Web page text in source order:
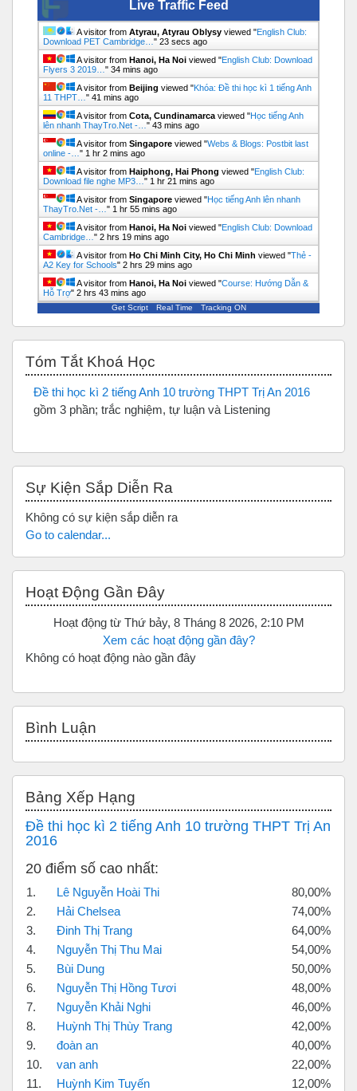
Live Traffic Feed
A visitor from Atyrau, Atyrau Oblysy viewed "English Club:
Download PET Cambridge… " 23 secs ago
A visitor from Hanoi, Ha Noi viewed "English Club: Download
Flyers 3 2019… " 34 mins ago
A visitor from Beijing viewed "Khóa: Đề thi học kì 1 tiếng Anh
11 THPT… " 41 mins ago
A visitor from Cota, Cundinamarca viewed "Học tiếng Anh
lên nhanh ThayTro.Net -… " 43 mins ago
A visitor from Singapore viewed "Webs & Blogs: Postbit last
online -… " 1 hr 2 mins ago
A visitor from Haiphong, Hai Phong viewed "English Club:
Download file nghe MP3… " 1 hr 21 mins ago
A visitor from Singapore viewed "Học tiếng Anh lên nhanh
ThayTro.Net -… " 1 hr 55 mins ago
A visitor from Hanoi, Ha Noi viewed "English Club: Download
Cambridge… " 2 hrs 19 mins ago
A visitor from Ho Chi Minh City, Ho Chi Minh viewed "Thẻ -
А2 Key for Schools" 2 hrs 29 mins ago
A visitor from Hanoi, Ha Noi viewed "Course: Hướng Dẫn &
Hỗ Trợ" 2 hrs 43 mins ago
Get Script Real Time Tracking ON
Tóm Tắt Khoá Học
Đề thi học kì 2 tiếng Anh 10 trường THPT Trị An 2016
gồm 3 phần; trắc nghiệm, tự luận và Listening
Sự Kiện Sắp Diễn Ra
Không có sự kiện sắp diễn ra
Go to calendar...
Hoạt Động Gần Đây
Hoạt động từ Thứ bảy, 8 Tháng 8 2026, 2:10 PM
Xem các hoạt động gần đây?
Không có hoạt động nào gần đây
Bình Luận
Bảng Xếp Hạng
Đề thi học kì 2 tiếng Anh 10 trường THPT Trị An
2016
20 điểm số cao nhất:
1. Lê Nguyễn Hoài Thi
80,00%
2.
Hải Chelsea
74,00%
3.
Đinh Thị Trang
64,00%
4.
Nguyễn Thị Thu Mai
54,00%
5.
Bùi Dung
50,00%
6.
Nguyễn Thị Hồng Tươi
48,00%
7.
Nguyễn Khải Nghi
46,00%
8.
Huỳnh Thị Thùy Trang
42,00%
9.
đoàn an
40,00%
10.
van anh
22,00%
11.
Huỳnh Kim Tuyến
12,00%